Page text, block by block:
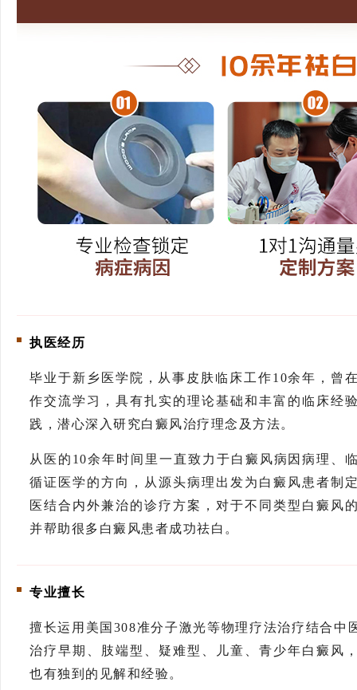
执医经历
毕业于新乡医学院，从事皮肤临床工作10余年，曾
作交流学习，具有扎实的理论基础和丰富的临床经
践，潜心深入研究白癜风治疗理念及方法。
从医的10余年时间里一直致力于白癜风病因病理、
循证医学的方向，从源头病理出发为白癜风患者制
医结合内外兼治的诊疗方案，对于不同类型白癜风
并帮助很多白癜风患者成功祛白。
专业擅长
擅长运用美国 308准分子激光等物理疗法治疗结合中
治疗早期、肢端型、疑难型、儿童、青少年白癜风
也有独到的见解和经验。